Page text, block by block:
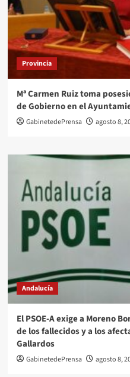
Provincia
Mª Carmen Ruiz toma
de Gobierno en el
GabinetedePrensa agosto 8,
Andalucía
El PSOE-A exige a Moreno
de los fallecidos y a los
Gallardos
GabinetedePrensa agosto 8,